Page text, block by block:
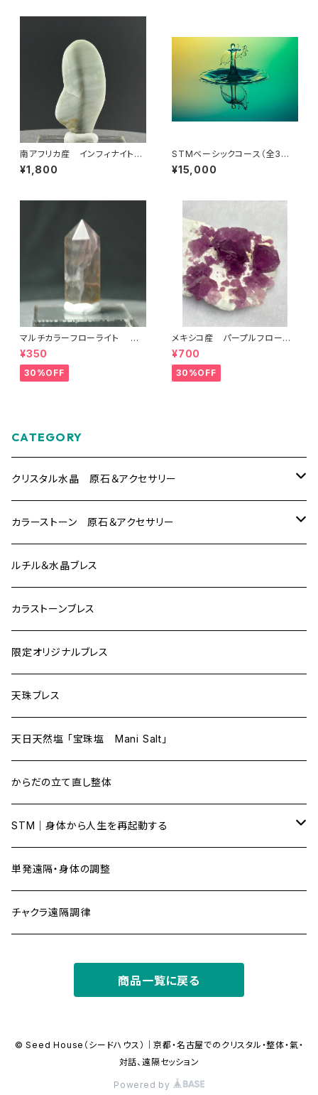
南アフリカ産 インフィナイト
商品番号：703089
¥1,800
STMベーシックコース（全3回
セット）｜「わたしの聖域」を思い
出し、土台をつくる
¥15,000
マルチカラーフローライト 商
品番号：16002 税込み
¥350
30%OFF
メキシコ産 パープルフローラ
イト 商品番号：10261
¥700
30%OFF
CATEGORY
クリスタル水晶 原石＆アクセサリー
クリアクォーツ
アナンダライト高次元アクセスツール
レムリアンシード
クォーツクラスター
クォーツ・アクセサリー
アナンダライト（天然レインボー）
カラーストーン 原石＆アクセサリー
カラーストーン原石
カラストーン・アクセサリー
ルチル＆水晶ブレス
カラストーンブレス
限定オリジナルブレス
天珠ブレス
天日天然塩 「宝珠塩 Mani Salt」
からだの立て直し整体
STM｜身体から人生を再起動する
STMベーシックコース
STMアドバンスコース
単発遠隔・身体の調整
チャクラ遠隔調律
商品一覧に戻る
© Seed House（シードハウス）｜京都・名古屋でのクリスタル・整体・氣・
対話、遠隔セッション
Powered by